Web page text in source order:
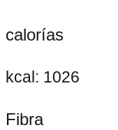
calorías
kcal: 1026
Fibra